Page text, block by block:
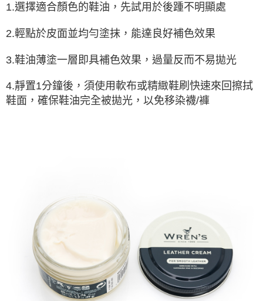
1.選擇適合顏色的鞋油，先試用於後踵不明顯處
2.輕點於皮面並均勻塗抹，能達良好補色效果
3.鞋油薄塗一層即具補色效果，過量反而不易拋光
4.靜置1分鐘後，須使用軟布或精緻鞋刷快速來回擦拭
鞋面，確保鞋油完全被拋光，以免移染襪/褲